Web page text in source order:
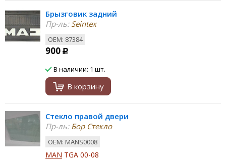
Брызговик задний
Пр-ль:Seintex
ОЕМ: 87384
900 Р
В наличии: 1 шт.
В корзину
Стекло правой двери
Пр-ль:Бор Стекло
ОЕМ: MANS0008
MAN TGA 00-08